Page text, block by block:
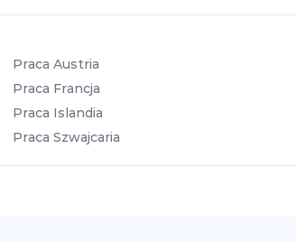
Praca Austria
Praca Francja
Praca Islandia
Praca Szwajcaria